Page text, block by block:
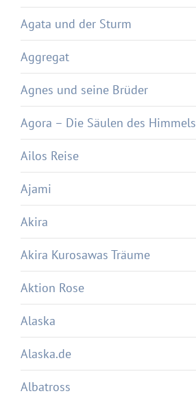
Agata und der Sturm
Aggregat
Agnes und seine Brüder
Agora – Die Säulen des Himmels
Ailos Reise
Ajami
Akira
Akira Kurosawas Träume
Aktion Rose
Alaska
Alaska.de
Albatross